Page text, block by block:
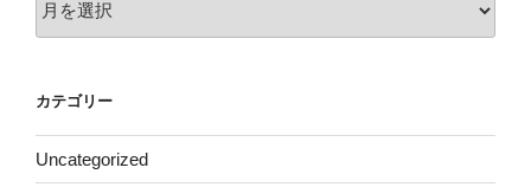
ー
ブ
カテゴリー
Uncategorized